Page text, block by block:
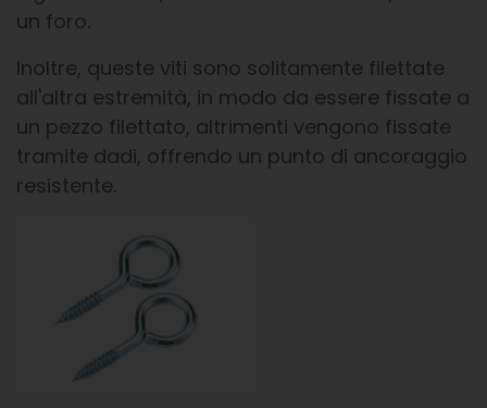
un foro.
Inoltre, queste viti sono solitamente filettate
all'altra estremità, in modo da essere fissate a
un pezzo filettato, altrimenti vengono fissate
tramite dadi, offrendo un punto di ancoraggio
resistente.